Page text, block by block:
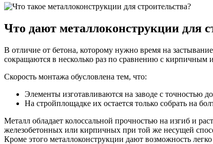
Что дают металлоконструкции для
В отличие от бетона, которому нужно время на
сокращаются в несколько раз по сравнению с кирпичным
Скорость монтажа обусловлена тем, что:
Элементы изготавливаются на заводе с точностью
На стройплощадке их остается только собрать на
Металл обладает колоссальной прочностью на изгиб и
железобетонных или кирпичных при той же несущей
Кроме этого металлоконструкции дают возможность